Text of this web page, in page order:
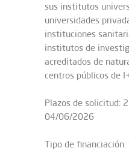
sus institutos
universidades
instituciones
institutos de
acreditados de
centros públicos de
Plazos de solicitud:
04/06/2026
Tipo de financiación: